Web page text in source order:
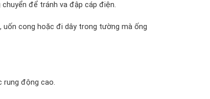
để tránh va đập cáp điện.
uốn cong hoặc đi dây trong tường mà ống
rung động cao.